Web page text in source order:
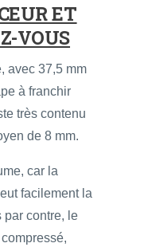
ET
VOUS
avec 37,5 mm
à franchir
très contenu
de 8 mm.
car la
facilement la
par contre, le